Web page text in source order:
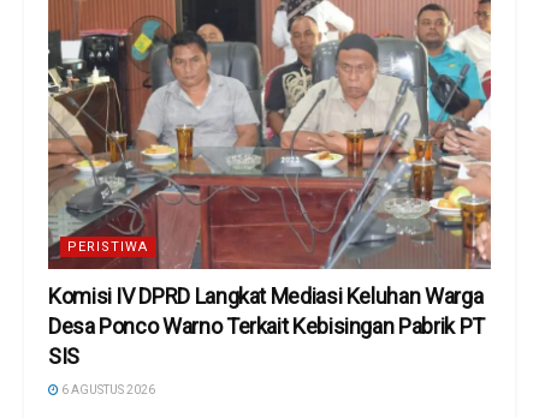
PERISTIWA
Komisi IV DPRD Langkat Mediasi Keluhan Warga
Desa Ponco Warno Terkait Kebisingan Pabrik PT
SIS
6 AGUSTUS 2026